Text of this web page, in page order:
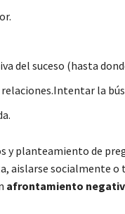
del suceso (hasta
la
y planteamiento de
aislarse socialmente o
afrontamiento